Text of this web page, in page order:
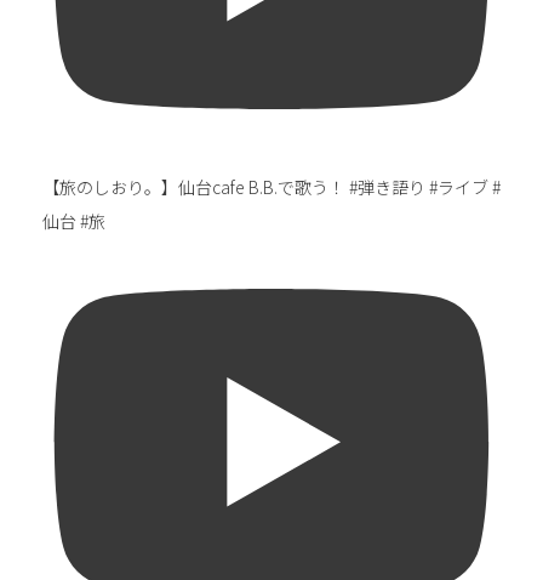
【旅のしおり。】仙台cafe B.B.で歌う！ #弾き語り #ライブ #
仙台 #旅